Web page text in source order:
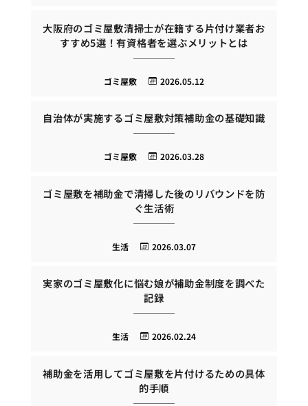
大阪府のゴミ屋敷清掃士が在籍する片付け業者お
すすめ5選！有資格者を選ぶメリットとは
2026.05.12
ゴミ屋敷
自治体が実施するゴミ屋敷対策補助金の基礎知識
2026.03.28
ゴミ屋敷
ゴミ屋敷を補助金で清掃した後のリバウンドを防
ぐ生活術
2026.03.07
生活
実家のゴミ屋敷化に悩む娘が補助金制度を調べた
記録
2026.02.24
生活
補助金を活用してゴミ屋敷を片付けるための具体
的手順